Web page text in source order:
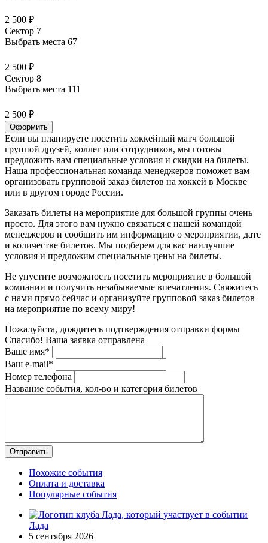
2 500 ₽
Сектор 7
Выбрать места 67
2 500 ₽
Сектор 8
Выбрать места 111
2 500 ₽
Оформить
Если вы планируете посетить хоккейный матч большой
группой друзей, коллег или сотрудников, мы готовы
предложить вам специальные условия и скидки на билеты.
Наша профессиональная команда менеджеров поможет вам
организовать групповой заказ билетов на хоккей в Москве
или в другом городе России.
Заказать билеты на мероприятие для большой группы очень
просто. Для этого вам нужно связаться с нашей командой
менеджеров и сообщить им информацию о мероприятии, дате
и количестве билетов. Мы подберем для вас наилучшие
условия и предложим специальные цены на билеты.
Не упустите возможность посетить мероприятие в большой
компании и получить незабываемые впечатления. Свяжитесь
с нами прямо сейчас и организуйте групповой заказ билетов
на мероприятие по всему миру!
Пожалуйста, дождитесь подтверждения отправки формы
Спасибо! Ваша заявка отправлена
Ваше имя*
Ваш e-mail*
Номер телефона
Название события, кол-во и категория билетов
Похожие события
Оплата и доставка
Популярные события
Лада
5 сентября 2026